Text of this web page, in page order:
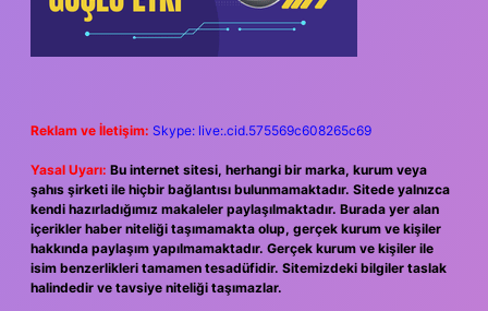
Reklam ve İletişim: Skype: live:.cid.575569c608265c69
Yasal Uyarı: Bu internet sitesi, herhangi bir marka, kurum veya
şahıs şirketi ile hiçbir bağlantısı bulunmamaktadır. Sitede yalnızca
kendi hazırladığımız makaleler paylaşılmaktadır. Burada yer alan
içerikler haber niteliği taşımamakta olup, gerçek kurum ve kişiler
hakkında paylaşım yapılmamaktadır. Gerçek kurum ve kişiler ile
isim benzerlikleri tamamen tesadüfidir. Sitemizdeki bilgiler taslak
halindedir ve tavsiye niteliği taşımazlar.